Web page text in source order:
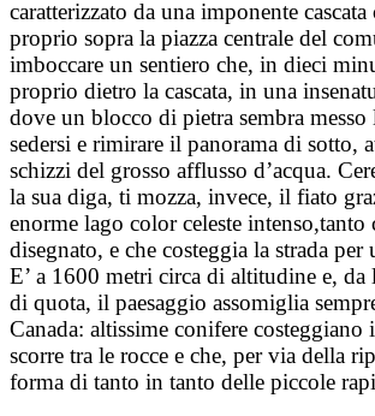
caratterizzato da una imponente
proprio sopra la piazza centrale del
imboccare un sentiero che, in dieci
proprio dietro la cascata, in una
dove un blocco di pietra sembra messo
sedersi e rimirare il panorama di sotto,
schizzi del grosso afflusso d’acqua.
la sua diga, ti mozza, invece, il fiato
enorme lago color celeste intenso,tanto
disegnato, e che costeggia la strada
E’ a 1600 metri circa di altitudine e,
di quota, il paesaggio assomiglia
Canada: altissime conifere costeggiano
scorre tra le rocce e che, per via della
forma di tanto in tanto delle piccole